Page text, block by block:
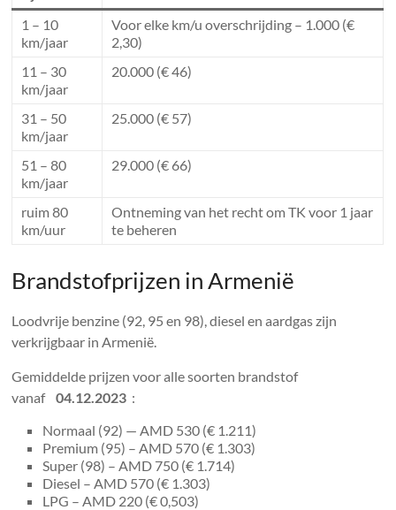
1 – 10
km/jaar
Voor elke km/u overschrijding – 1.000 (€
2,30)
11 – 30
km/jaar
20.000 (€ 46)
31 – 50
km/jaar
25.000 (€ 57)
51 – 80
km/jaar
29.000 (€ 66)
ruim 80
km/uur
Ontneming van het recht om TK voor 1 jaar
te beheren
Brandstofprijzen in Armenië
Loodvrije benzine (92, 95 en 98), diesel en aardgas zijn
verkrijgbaar in Armenië.
Gemiddelde prijzen voor alle soorten brandstof
vanaf04.12.2023 :
Normaal (92) — AMD 530 (€ 1.211)
Premium (95) – AMD 570 (€ 1.303)
Super (98) – AMD 750 (€ 1.714)
Diesel – AMD 570 (€ 1.303)
LPG – AMD 220 (€ 0,503)